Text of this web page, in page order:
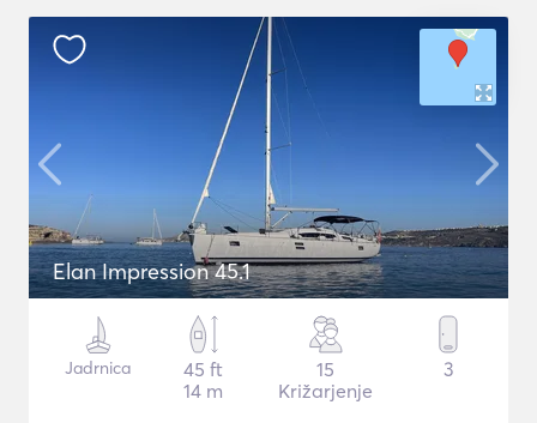
Elan Impression 45.1
Jadrnica
45 ft
14 m
15
Križarjenje
3